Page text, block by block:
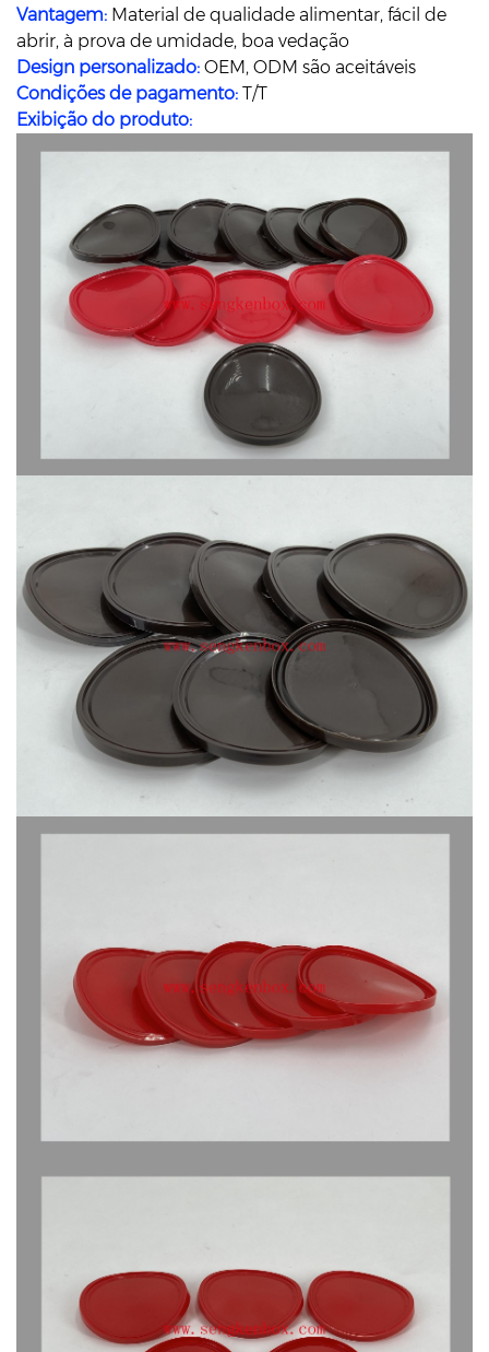
Vantagem: Material de qualidade alimentar, fácil de
abrir, à prova de umidade, boa vedação
Design personalizado: OEM, ODM são aceitáveis
​​Condições de pagamento: T/T
Exibição do produto: